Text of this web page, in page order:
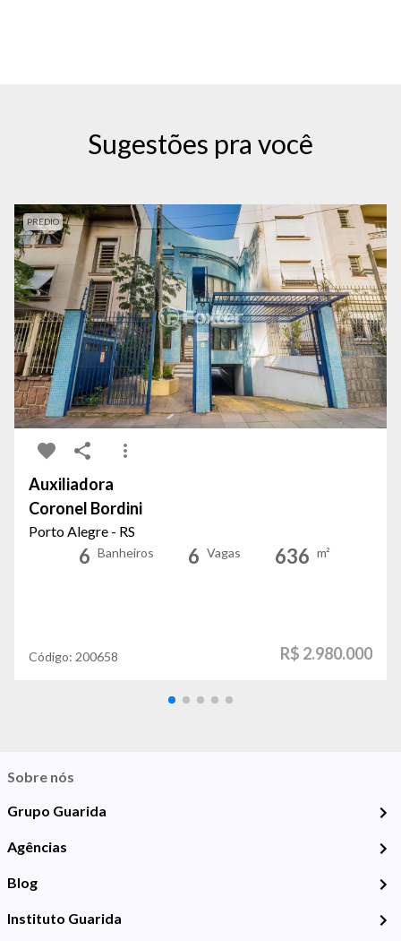
Sugestões pra você
PREDIO
Auxiliadora
Coronel Bordini
Porto Alegre - RS
6 Banheiros 6 Vagas 636 m²
Código: 200658 R$ 2.980.000
Sobre nós
Grupo Guarida
Agências
Blog
Instituto Guarida